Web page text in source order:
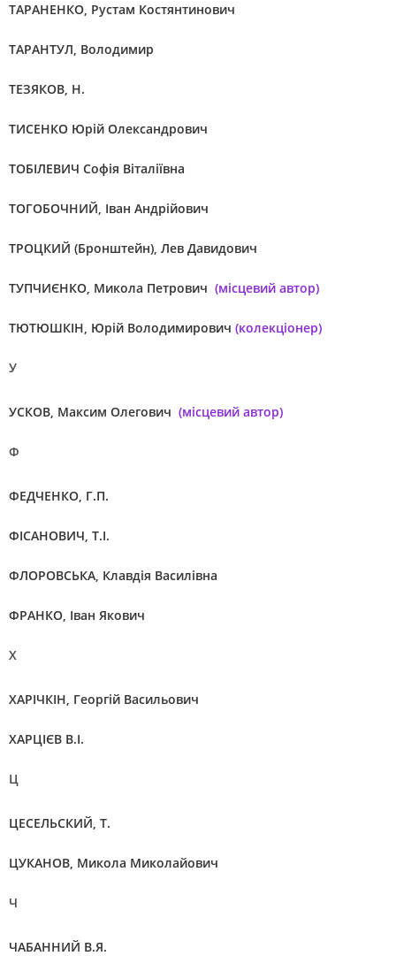
ТАРАНЕНКО, Рустам Костянтинович
ТАРАНТУЛ, Володимир
ТЕЗЯКОВ, Н.
ТИСЕНКО Юрій Олександрович
ТОБІЛЕВИЧ Софія Віталіївна
ТОГОБОЧНИЙ, Іван Андрійович
ТРОЦКИЙ (Бронштейн), Лев Давидович
ТУПЧИЄНКО, Микола Петрович (місцевий автор)
ТЮТЮШКІН, Юрій Володимирович (колекціонер)
У
УСКОВ, Максим Олегович (місцевий автор)
Ф
ФЕДЧЕНКО, Г.П.
ФІСАНОВИЧ, Т.І.
ФЛОРОВСЬКА, Клавдія Василівна
ФРАНКО, Іван Якович
Х
ХАРІЧКІН, Георгій Васильович
ХАРЦІЄВ В.І.
Ц
ЦЕСЕЛЬСКИЙ, Т.
ЦУКАНОВ, Микола Миколайович
Ч
ЧАБАННИЙ В.Я.